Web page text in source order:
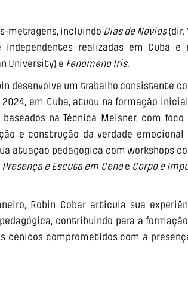
metragens, incluindo Días de Novios(dir.
independentes realizadas em Cuba e
University) e Fenómeno Iris.
desenvolve um trabalho consistente
em Cuba, atuou na formação
na Técnica Meisner, com foco
e construção da verdade emocional
atuação pedagógica com workshops
Presença e Escuta em Cenae Corpo e
Robin Cobar articula sua
contribuindo para a
cênicos comprometidos com a